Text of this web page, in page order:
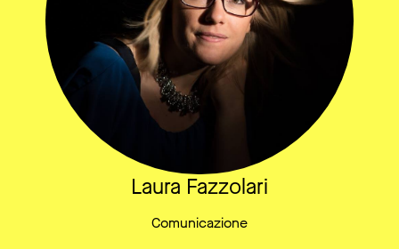
Laura Fazzolari
Comunicazione